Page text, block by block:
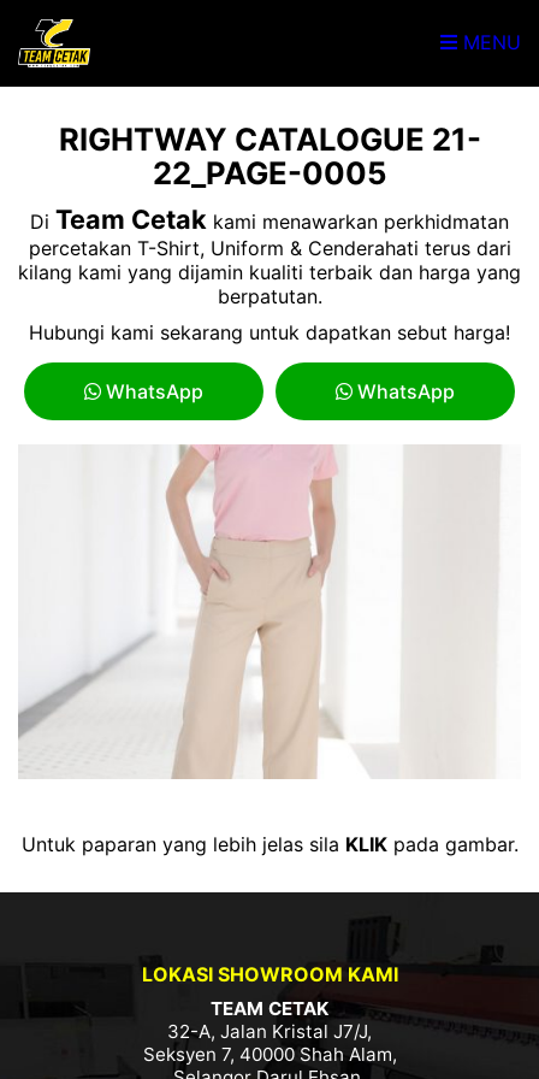
MENU
RIGHTWAY CATALOGUE 21-
22_PAGE-0005
Di Team Cetak kami menawarkan perkhidmatan
percetakan T-Shirt, Uniform & Cenderahati terus dari
kilang kami yang dijamin kualiti terbaik dan harga yang
berpatutan.
Hubungi kami sekarang untuk dapatkan sebut harga!
WhatsApp WhatsApp
Untuk paparan yang lebih jelas sila KLIKpada gambar.
LOKASI SHOWROOM KAMI
TEAM CETAK
32-A, Jalan Kristal J7/J,
Seksyen 7, 40000 Shah Alam,